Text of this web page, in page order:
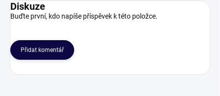
Diskuze
Buďte první, kdo napíše příspěvek k této položce.
Přidat komentář